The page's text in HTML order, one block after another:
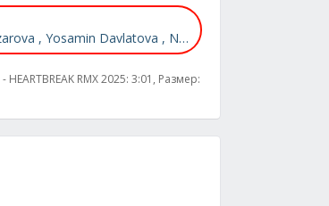
Madina Aknazarova , Yosamin Davlatova , Nigina Amonqulova , Saad Lamjarred - HEARTBREAK RMX 2025
- HEARTBREAK RMX 2025: 3:01, Размер: